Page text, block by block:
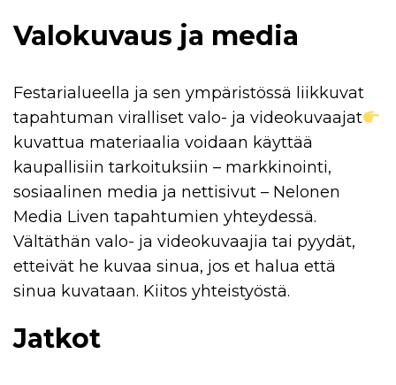
Valokuvaus ja media
Festarialueella ja sen ympäristössä liikkuvat
tapahtuman viralliset valo- ja videokuvaajat
kuvattua materiaalia voidaan käyttää
kaupallisiin tarkoituksiin – markkinointi,
sosiaalinen media ja nettisivut – Nelonen
Media Liven tapahtumien yhteydessä.
Vältäthän valo- ja videokuvaajia tai pyydät,
etteivät he kuvaa sinua, jos et halua että
sinua kuvataan. Kiitos yhteistyöstä.
Jatkot